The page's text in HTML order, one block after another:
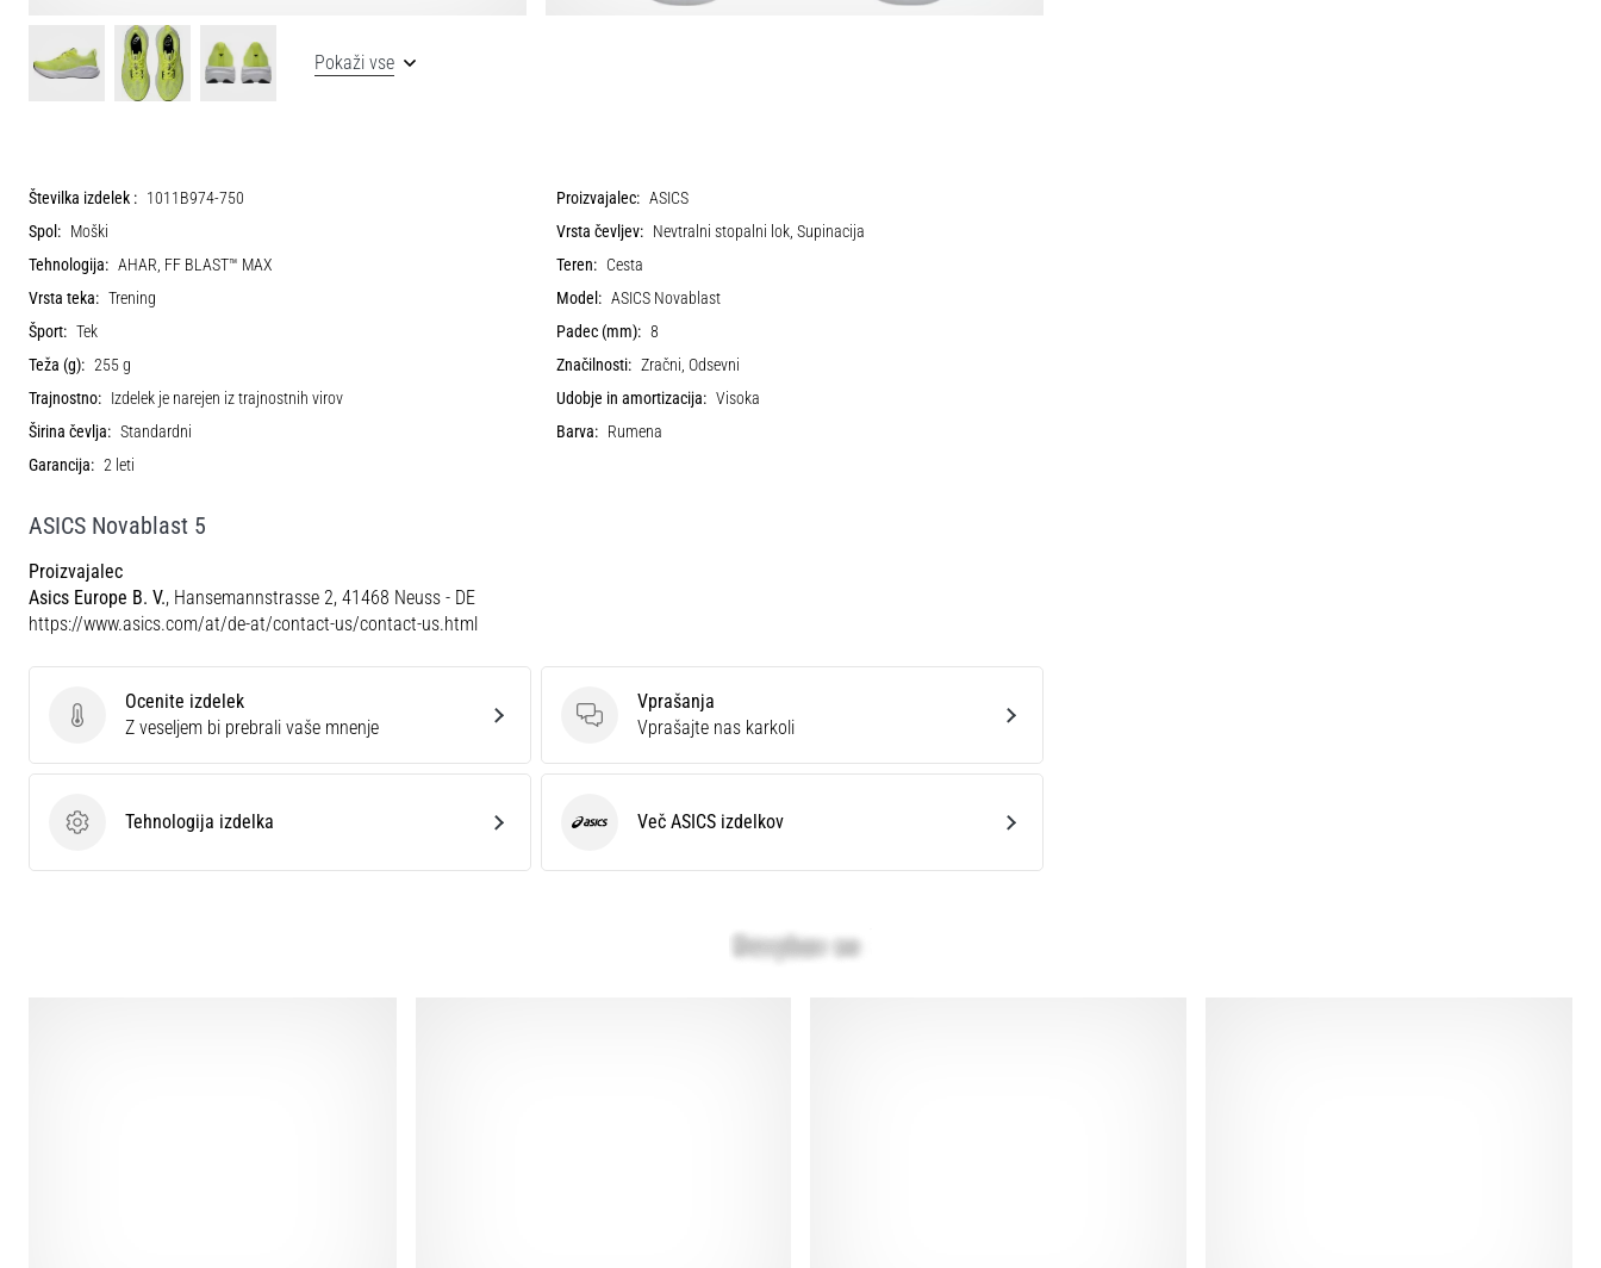
Pokaži vse
Številka izdelek : 1011B974-750 Proizvajalec: ASICS
Spol: Moški Vrsta čevljev: Nevtralni stopalni lok, Supinacija
Tehnologija: AHAR, FF BLAST™ MAX Teren: Cesta
Vrsta teka: Trening Model: ASICS Novablast
Šport: Tek Padec (mm): 8
Teža (g): 255 g Značilnosti: Zračni, Odsevni
Trajnostno: Izdelek je narejen iz trajnostnih virov Udobje in amortizacija: Visoka
Širina čevlja: Standardni Barva: Rumena
Garancija: 2 leti
ASICS Novablast 5
Proizvajalec
Asics Europe B. V., Hansemannstrasse 2, 41468 Neuss - DE
https://www.asics.com/at/de-at/contact-us/contact-us.html
Ocenite izdelek
Ocenite izdelek
Z veseljem bi prebrali vaše mnenje
Vprašanja
Vprašanja
Vprašajte nas karkoli
Tehnologija izdelka
Tehnologija izdelka ASICS Več ASICS izdelkov